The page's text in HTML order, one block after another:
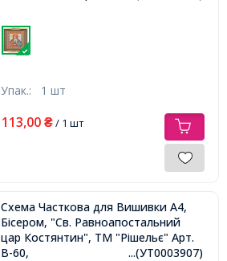
Упак.: 1 шт
113,00 ₴/ 1 шт
Схема Часткова для Вишивки А4,
Бісером, "Св. Равноапостальний
цар Костянтин", ТМ "Рішельє" Арт.
В-60,
...(УТ0003907)